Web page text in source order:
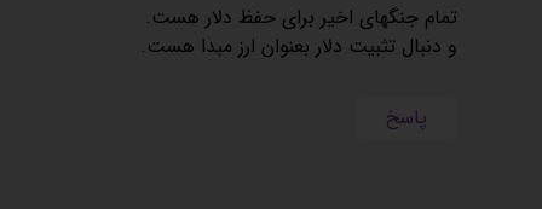
تمام جنگهای اخیر برای حفظ دلار هست.
و دنبال تثبیت دلار بعنوان ارز مبدا هست.
پاسخ